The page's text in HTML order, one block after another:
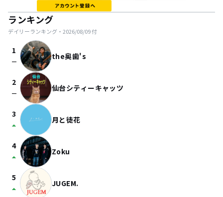
ランキング
デイリーランキング・ 2026/08/09付
1
check_indeterminate_small the奥歯's
2
check_indeterminate_small 仙台シティーキャッツ
3
arrow_drop_up 月と徒花
4
arrow_drop_up Zoku
5
arrow_drop_up JUGEM.